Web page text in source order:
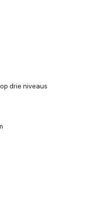
drie niveaus